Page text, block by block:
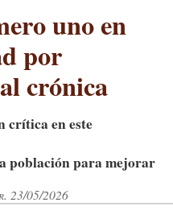
uno en
por
crónica
crítica en este
población para mejorar
23/05/2026